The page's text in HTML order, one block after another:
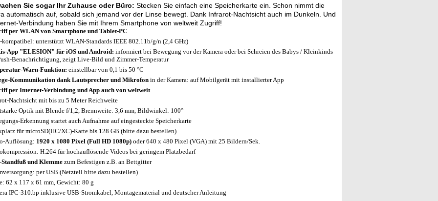
Sie sogar Ihr Zuhause oder Büro: Stecken Sie einfach eine Speicherkarte ein. Schon nimmt die
automatisch auf, sobald sich jemand vor der Linse bewegt. Dank Infrarot-Nachtsicht auch im Dunkeln. Und
Verbindung haben Sie mit Ihrem Smartphone von weltweit Zugriff!
per WLAN von Smartphone und Tablet-PC
kompatibel: unterstützt WLAN-Standards IEEE 802.11b/g/n (2,4 GHz)
App "ELESION" für iOS und Android: informiert bei Bewegung vor der Kamera oder bei Schreien des Babys / Kleinkinds
Benachrichtigung, zeigt Live-Bild und Zimmer-Temperatur
Warn-Funktion: einstellbar von 0,1 bis 50 °C
Kommunikation dank Lautsprecher und Mikrofon in der Kamera: auf Mobilgerät mit installierter App
per Internet-Verbindung und App auch von weltweit
Nachtsicht mit bis zu 5 Meter Reichweite
Optik mit Blende f/1,2, Brennweite: 3,6 mm, Bildwinkel: 100°
Erkennung startet auch Aufnahme auf eingesteckte Speicherkarte
für microSD(HC/XC)-Karte bis 128 GB (bitte dazu bestellen)
Auflösung: 1920 x 1080 Pixel (Full HD 1080p) oder 640 x 480 Pixel (VGA) mit 25 Bildern/Sek.
H.264 für hochauflösende Videos bei geringem Platzbedarf
und Klemme zum Befestigen z.B. an Bettgitter
per USB (Netzteil bitte dazu bestellen)
62 x 117 x 61 mm, Gewicht: 80 g
IPC-310.bp inklusive USB-Stromkabel, Montagematerial und deutscher Anleitung